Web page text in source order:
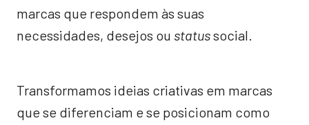
marcas que respondem às suas
necessidades, desejos ou statussocial.
Transformamos ideias criativas em marcas
que se diferenciam e se posicionam como